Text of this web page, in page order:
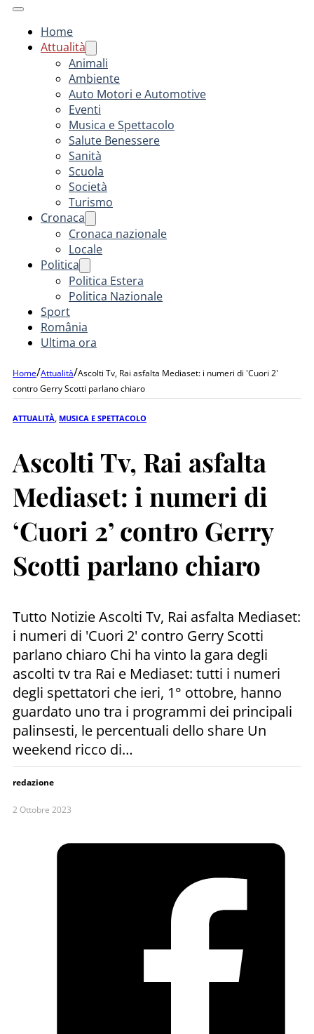
Home
Attualità
Animali
Ambiente
Auto Motori e Automotive
Eventi
Musica e Spettacolo
Salute Benessere
Sanità
Scuola
Società
Turismo
Cronaca
Cronaca nazionale
Locale
Politica
Politica Estera
Politica Nazionale
Sport
România
Ultima ora
Home/Attualità/Ascolti Tv, Rai asfalta Mediaset: i numeri di 'Cuori 2'
contro Gerry Scotti parlano chiaro
ATTUALITÀ MUSICA E SPETTACOLO
Ascolti Tv, Rai asfalta
Mediaset: i numeri di
‘Cuori 2’ contro Gerry
Scotti parlano chiaro
Tutto Notizie Ascolti Tv, Rai asfalta Mediaset:
i numeri di 'Cuori 2' contro Gerry Scotti
parlano chiaro Chi ha vinto la gara degli
ascolti tv tra Rai e Mediaset: tutti i numeri
degli spettatori che ieri, 1° ottobre, hanno
guardato uno tra i programmi dei principali
palinsesti, le percentuali dello share Un
weekend ricco di…
redazione
2 Ottobre 2023